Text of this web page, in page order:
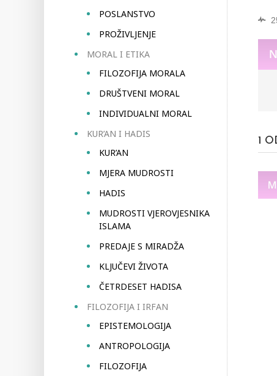
POSLANSTVO
PROŽIVLJENJE
MORAL I ETIKA
FILOZOFIJA MORALA
DRUŠTVENI MORAL
INDIVIDUALNI MORAL
KUR’AN I HADIS
KUR’AN
MJERA MUDROSTI
HADIS
MUDROSTI VJEROVJESNIKA
ISLAMA
PREDAJE S MIRADŽA
KLJUČEVI ŽIVOTA
ČETRDESET HADISA
FILOZOFIJA I IRFAN
EPISTEMOLOGIJA
ANTROPOLOGIJA
FILOZOFIJA
1